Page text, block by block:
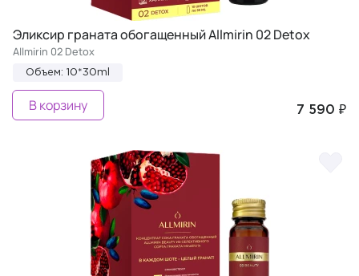
Эликсир граната обогащенный Allmirin 02 Detox
Allmirin 02 Detox
Объем: 10*30ml
7 590 ₽
В корзину